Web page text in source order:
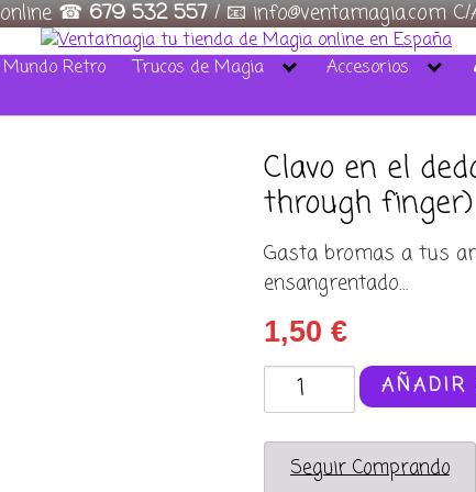
online ☎679 532 557/ 📧 info@ventamagia.com
Retro Trucos de Magia Accesorios
Clavo en el
through finger)
Gasta bromas a tus
ensangrentado…
1,50 €
Clavo
dedo
AÑADIR
Seguir Comprando